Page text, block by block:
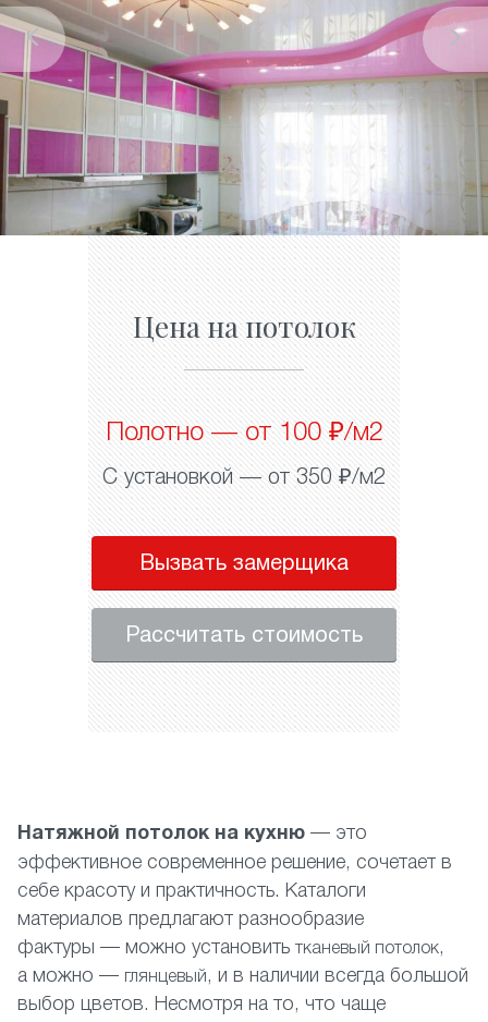
Цена на потолок
Полотно — от 100 ₽/м2
С установкой — от 350 ₽/м2
Вызвать замерщика
Рассчитать стоимость
Н атяжной потолок на кухню — это
эффективное современное решение, сочетает в
себе красоту и практичность. Каталоги
материалов предлагают разнообразие
фактуры — можно установитьтканевый потолок,
а можно — глянцевый , и в наличии всегда большой
выбор цветов. Несмотря на то, что чаще